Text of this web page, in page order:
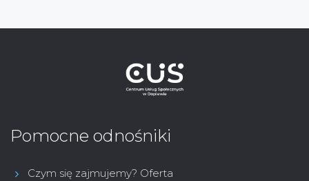
Pomocne odnośniki
Czym się zajmujemy? Oferta